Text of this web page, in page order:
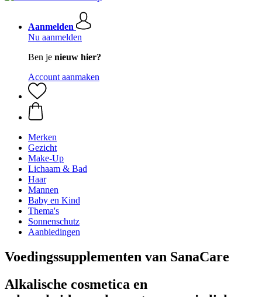
Aanmelden
Nu aanmelden
Ben je nieuw hier?
Account aanmaken
Merken
Gezicht
Make-Up
Lichaam & Bad
Haar
Mannen
Baby en Kind
Thema's
Sonnenschutz
Aanbiedingen
Voedingssupplementen van SanaCare
Alkalische cosmetica en